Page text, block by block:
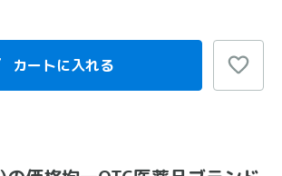
カートに入れる